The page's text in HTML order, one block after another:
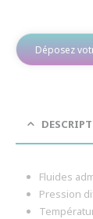
Déposez
Fluides
Pression